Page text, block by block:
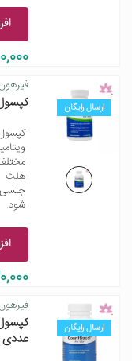
ارسال رایگان کپسول
هلث
جنسی
شود.
ارسال رایگان
عددی